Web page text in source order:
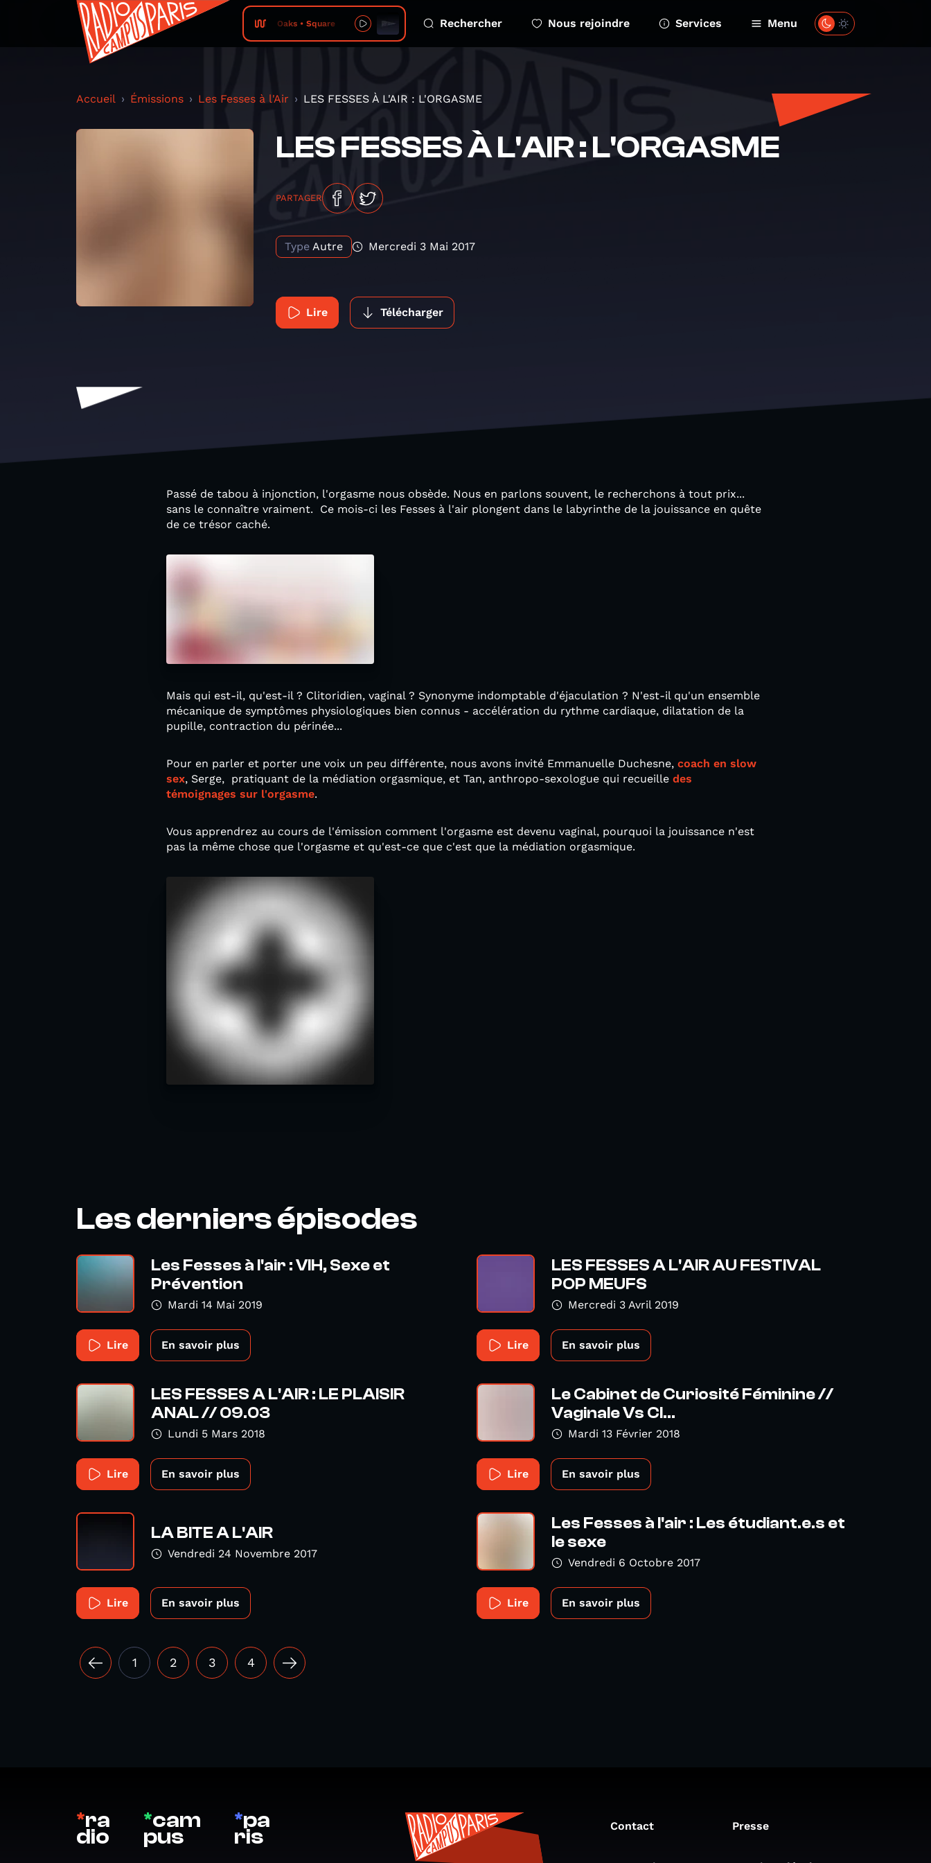
Oaks • Square Rechercher Nous rejoindre Services Menu
Accueil Émissions Les Fesses à l'Air LES FESSES À L'AIR : L'ORGASME
LES FESSES À L'AIR : L'ORGASME
PARTAGER
Type Autre Mercredi 3 Mai 2017
Lire Télécharger
Passé de tabou à injonction, l'orgasme nous obsède. Nous en parlons souvent, le recherchons à tout prix...
sans le connaître vraiment. Ce mois-ci les Fesses à l'air plongent dans le labyrinthe de la jouissance en quête
de ce trésor caché.
Mais qui est-il, qu'est-il ? Clitoridien, vaginal ? Synonyme indomptable d'éjaculation ? N'est-il qu'un ensemble
mécanique de symptômes physiologiques bien connus - accélération du rythme cardiaque, dilatation de la
pupille, contraction du périnée...
Pour en parler et porter une voix un peu différente, nous avons invité Emmanuelle Duchesne, coach en slow
sex, Serge, pratiquant de la médiation orgasmique, et Tan, anthropo-sexologue qui recueille des
témoignages sur l'orgasme.
Vous apprendrez au cours de l'émission comment l'orgasme est devenu vaginal, pourquoi la jouissance n'est
pas la même chose que l'orgasme et qu'est-ce que c'est que la médiation orgasmique.
Les derniers épisodes
Les Fesses à l'air : VIH, Sexe et
Prévention
Mardi 14 Mai 2019
Lire En savoir plus
LES FESSES A L'AIR AU FESTIVAL
POP MEUFS
Mercredi 3 Avril 2019
Lire En savoir plus
LES FESSES A L'AIR : LE PLAISIR
ANAL // 09.03
Lundi 5 Mars 2018
Lire En savoir plus
Le Cabinet de Curiosité Féminine //
Vaginale Vs Cl...
Mardi 13 Février 2018
Lire En savoir plus
LA BITE A L'AIR
Vendredi 24 Novembre 2017
Lire En savoir plus
Les Fesses à l'air : Les étudiant.e.s et
le sexe
Vendredi 6 Octobre 2017
Lire En savoir plus
1 2 3 4
*ra
dio
*cam
pus
*pa
ris Contact Presse